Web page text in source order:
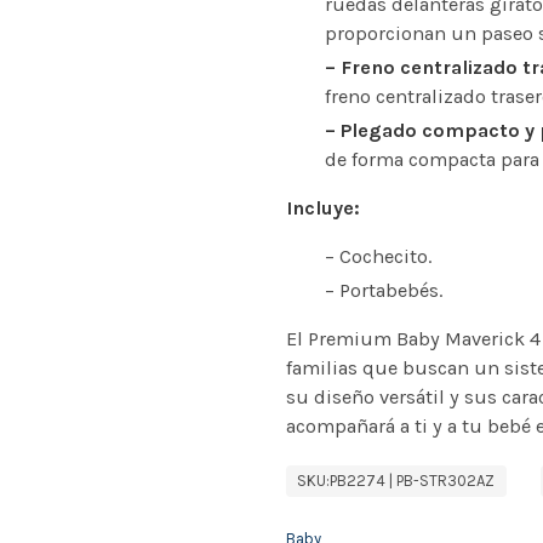
proporcionan un paseo
– Freno centralizado
freno centralizado
– Plegado compacto
de forma compacta
Incluye:
– Cochecito.
– Portabebés.
El Premium Baby Maverick
familias que buscan un
su diseño versátil y sus
acompañará a ti y a tu bebé
SKU:PB2274 | PB-STR302AZ
Baby